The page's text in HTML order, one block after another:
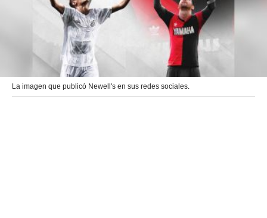
La imagen que publicó Newell's en sus redes sociales.